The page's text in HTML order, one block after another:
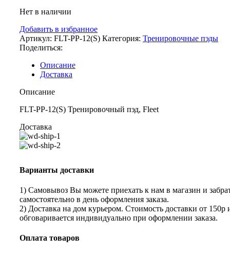
Нет в наличии
Добавить в избранное
Артикул: FLT-PP-12(S) Категория: Тренировочные пэды
Поделиться:
Описание
Доставка
Описание
FLT-PP-12(S) Тренировочный пэд, Fleet
Доставка
Варианты доставки
1) Самовывоз Вы можете приехать к нам в магазин и
самостоятельно в день оформления заказа.
2) Доставка на дом курьером. Стоимость доставки от 150р
обговаривается индивидуально при оформлении заказа.
Оплата товаров